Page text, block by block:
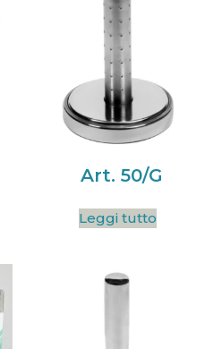
Art. 50/G
Leggi tutto